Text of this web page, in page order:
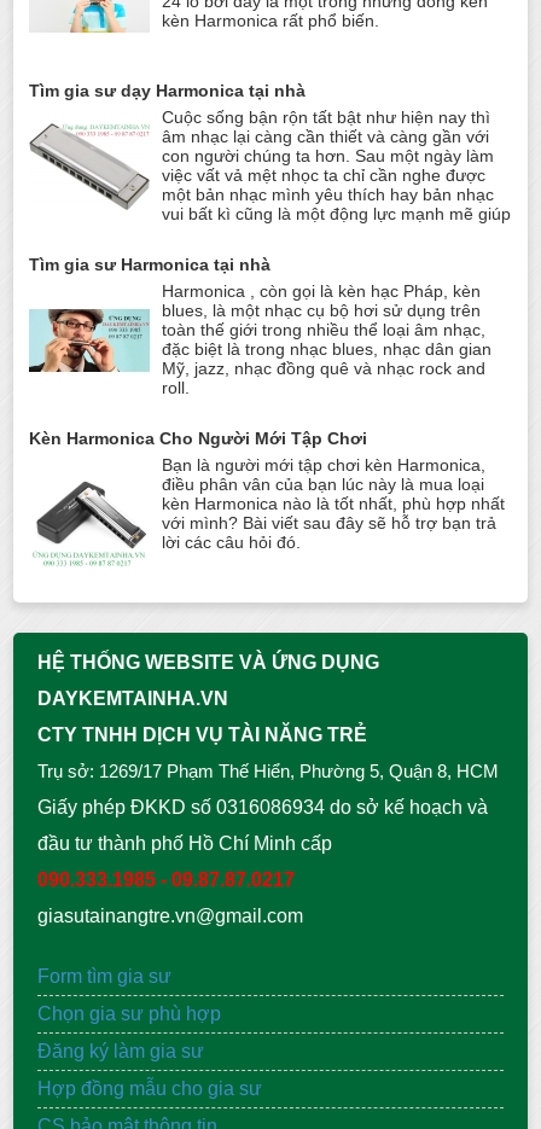
kèn Harmonica rất phổ biến.
Tìm gia sư dạy Harmonica tại nhà
Cuộc sống bận rộn tất bật như hiện nay thì
âm nhạc lại càng cần thiết và càng gần với
con người chúng ta hơn. Sau một ngày làm
việc vất vả mệt nhọc ta chỉ cần nghe được
một bản nhạc mình yêu thích hay bản nhạc
vui bất kì cũng là một động lực mạnh mẽ giúp
Tìm gia sư Harmonica tại nhà
Harmonica , còn gọi là kèn hạc Pháp, kèn
blues, là một nhạc cụ bộ hơi sử dụng trên
toàn thế giới trong nhiều thể loại âm nhạc,
đặc biệt là trong nhạc blues, nhạc dân gian
Mỹ, jazz, nhạc đồng quê và nhạc rock and
roll.
Kèn Harmonica Cho Người Mới Tập Chơi
Bạn là người mới tập chơi kèn Harmonica,
điều phân vân của bạn lúc này là mua loại
kèn Harmonica nào là tốt nhất, phù hợp nhất
với mình? Bài viết sau đây sẽ hỗ trợ bạn trả
lời các câu hỏi đó.
HỆ THỐNG WEBSITE VÀ ỨNG DỤNG
DAYKEMTAINHA.VN
CTY TNHH DỊCH VỤ TÀI NĂNG TRẺ
Trụ sở: 1269/17 Phạm Thế Hiển, Phường 5, Quận 8, HCM
Giấy phép ĐKKD số 0316086934 do sở kế hoạch và
đầu tư thành phố Hồ Chí Minh cấp
090.333.1985 - 09.87.87.0217
giasutainangtre.vn@gmail.com
Form tìm gia sư
Chọn gia sư phù hợp
Đăng ký làm gia sư
Hợp đồng mẫu cho gia sư